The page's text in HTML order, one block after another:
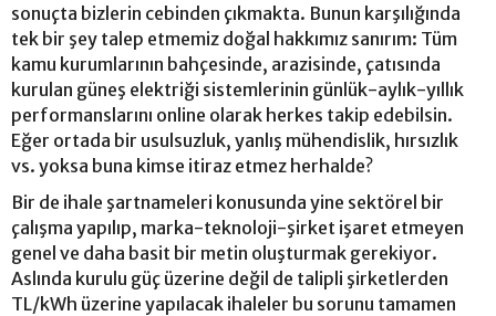
sonuçta bizlerin cebinden çıkmakta. Bunun karşılığında
tek bir şey talep etmemiz doğal hakkımız sanırım: Tüm
kamu kurumlarının bahçesinde, arazisinde, çatısında
kurulan güneş elektriği sistemlerinin günlük-aylık-yıllık
performanslarını online olarak herkes takip edebilsin.
Eğer ortada bir usulsuzluk, yanlış mühendislik, hırsızlık
vs. yoksa buna kimse itiraz etmez herhalde?
Bir de ihale şartnameleri konusunda yine sektörel bir
çalışma yapılıp, marka-teknoloji-şirket işaret etmeyen
genel ve daha basit bir metin oluşturmak gerekiyor.
Aslında kurulu güç üzerine değil de talipli şirketlerden
TL/kWh üzerine yapılacak ihaleler bu sorunu tamamen